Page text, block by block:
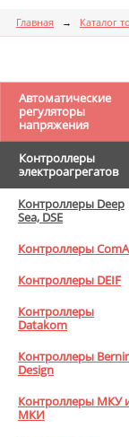
Главная → Каталог
Автоматические
регуляторы
напряжения
Контроллеры
электроагрегатов
Контроллеры Deep
Sea, DSE
Контроллеры
Контроллеры DEIF
Контроллеры
Datakom
Контроллеры
Design
Контроллеры МКУ
МКИ